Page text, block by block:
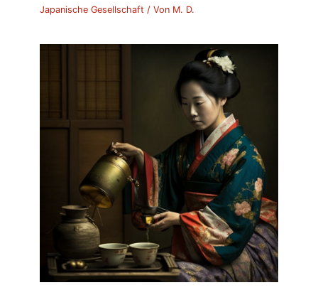
Japanische Gesellschaft / Von M. D.